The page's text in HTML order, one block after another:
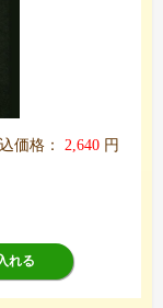
価格： 2,640 円
れる